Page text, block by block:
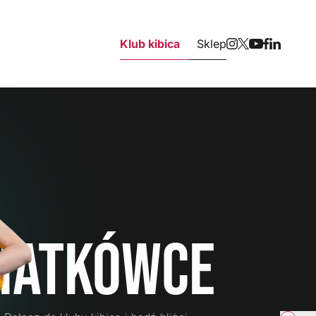
Klub kibica Sklep